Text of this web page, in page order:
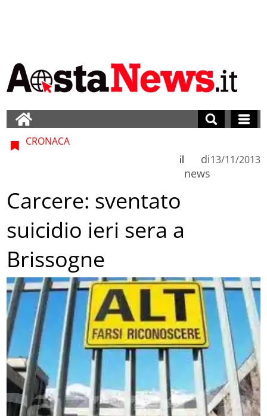
CRONACA
di
news
il 13/11/2013
Carcere: sventato
suicidio ieri sera a
Brissogne